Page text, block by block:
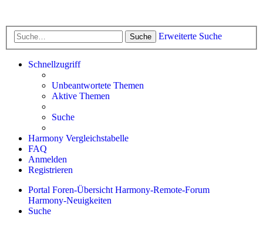
Suche Erweiterte Suche
Schnellzugriff
Unbeantwortete Themen
Aktive Themen
Suche
Harmony Vergleichstabelle
FAQ
Anmelden
Registrieren
Portal Foren-Übersicht Harmony-Remote-Forum
Harmony-Neuigkeiten
Suche